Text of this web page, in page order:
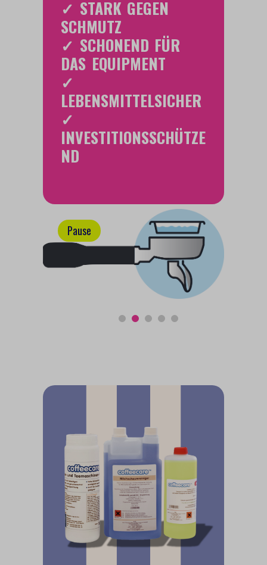
✓ STARK GEGEN
SCHMUTZ
✓ SCHONEND FÜR
DAS EQUIPMENT
✓
LEBENSMITTELSICHER
✓
INVESTITIONSSCHÜTZE
ND
Pause